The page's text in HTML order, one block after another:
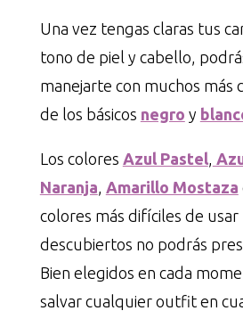
Una vez tengas claras tus
tono de piel y cabello,
manejarte con muchos más
de los básicos negro y
Los colores Azul Pastel,
Naranja Amarillo Mostaza
colores más difíciles de
descubiertos no podrás
Bien elegidos en cada
salvar cualquier outfit en